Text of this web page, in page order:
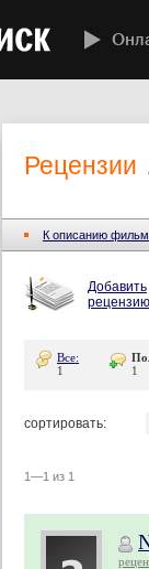
Рецензии
К описанию
Добавить
Все:
1
1
сортировать:
1—1 из 1